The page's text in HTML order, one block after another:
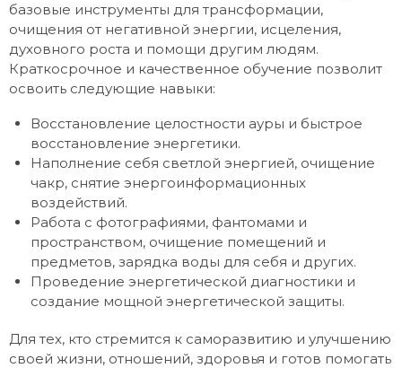
базовые инструменты для трансформации,
очищения от негативной энергии, исцеления,
духовного роста и помощи другим людям.
Краткосрочное и качественное обучение позволит
освоить следующие навыки:
Восстановление целостности ауры и быстрое
восстановление энергетики.
Наполнение себя светлой энергией, очищение
чакр, снятие энергоинформационных
воздействий.
Работа с фотографиями, фантомами и
пространством, очищение помещений и
предметов, зарядка воды для себя и других.
Проведение энергетической диагностики и
создание мощной энергетической защиты.
Для тех, кто стремится к саморазвитию и улучшению
своей жизни, отношений, здоровья и готов помогать